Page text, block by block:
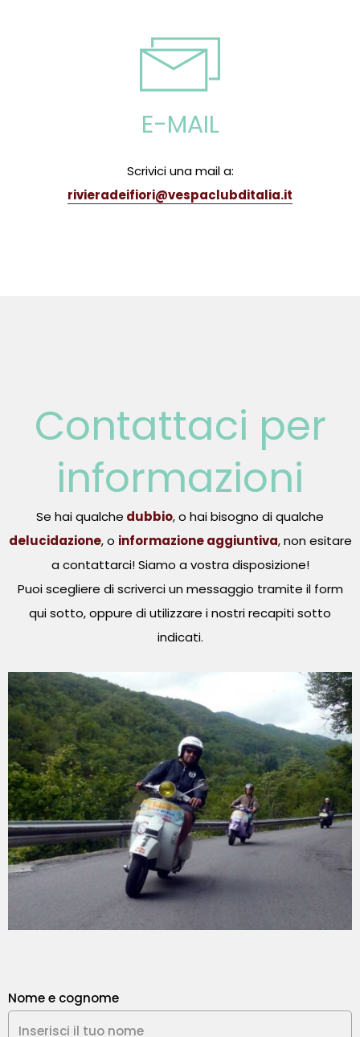
E-MAIL
Scrivici una mail a:
rivieradeifiori@vespaclubditalia.it
Contattaci per
informazioni
Se hai qualche dubbio, o hai bisogno di qualche
delucidazione, o informazione aggiuntiva, non esitare
a contattarci! Siamo a vostra disposizione!
Puoi scegliere di scriverci un messaggio tramite il form
qui sotto, oppure di utilizzare i nostri recapiti sotto
indicati.
Nome e cognome